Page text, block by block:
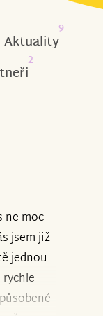
Aktuality
9
2
ne moc
jsem již
jednou